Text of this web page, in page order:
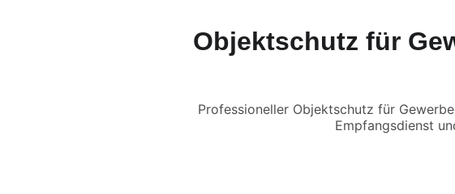
Objektschutz für
Professioneller Objektschutz für
Empfangsdienst